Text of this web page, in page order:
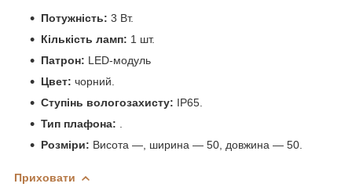
Потужність: 3 Вт.
Кількість ламп: 1 шт.
Патрон: LED-модуль
Цвет: чорний.
Ступінь вологозахисту: IP65.
Тип плафона:
Розміри: Висота —, ширина — 50, довжина — 50.
Приховати